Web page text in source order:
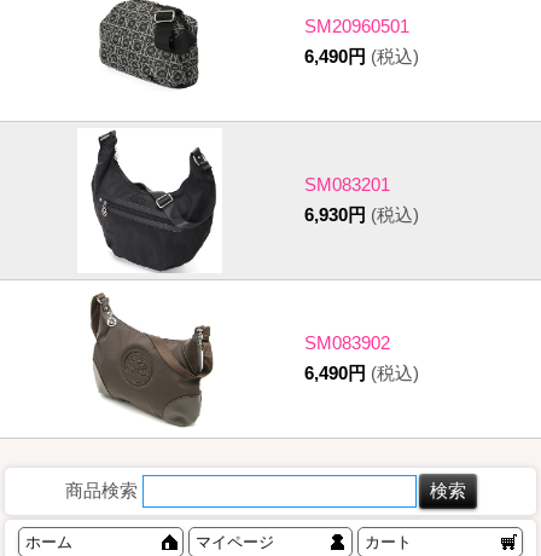
SM20960501
6,490円 (税込)
SM083201
6,930円 (税込)
SM083902
6,490円 (税込)
商品検索
ホーム マイページ カート